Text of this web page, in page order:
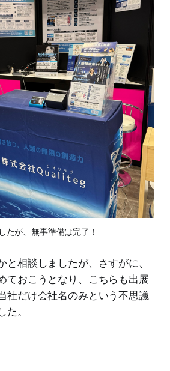
たが、無事準備は完了！
と相談しましたが、さすがに、
ておこうとなり、こちらも出展
社だけ会社名のみという不思議
た。